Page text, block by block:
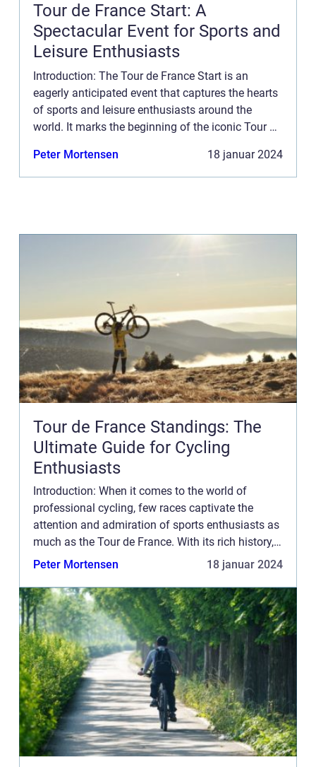
Tour de France Start: A
Spectacular Event for Sports and
Leisure Enthusiasts
Introduction: The Tour de France Start is an
eagerly anticipated event that captures the hearts
of sports and leisure enthusiasts around the
world. It marks the beginning of the iconic Tour de
that has ...
Peter Mortensen 18 januar 2024
Tour de France Standings: The
Ultimate Guide for Cycling
Enthusiasts
Introduction: When it comes to the world of
professional cycling, few races captivate the
attention and admiration of sports enthusiasts as
much as the Tour de France. With its rich history,
grueling challenges and fierce competition, the
Peter Mortensen 18 januar 2024